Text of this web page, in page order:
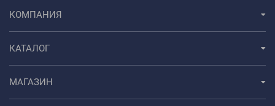
КОМПАНИЯ
КАТАЛОГ
МАГАЗИН